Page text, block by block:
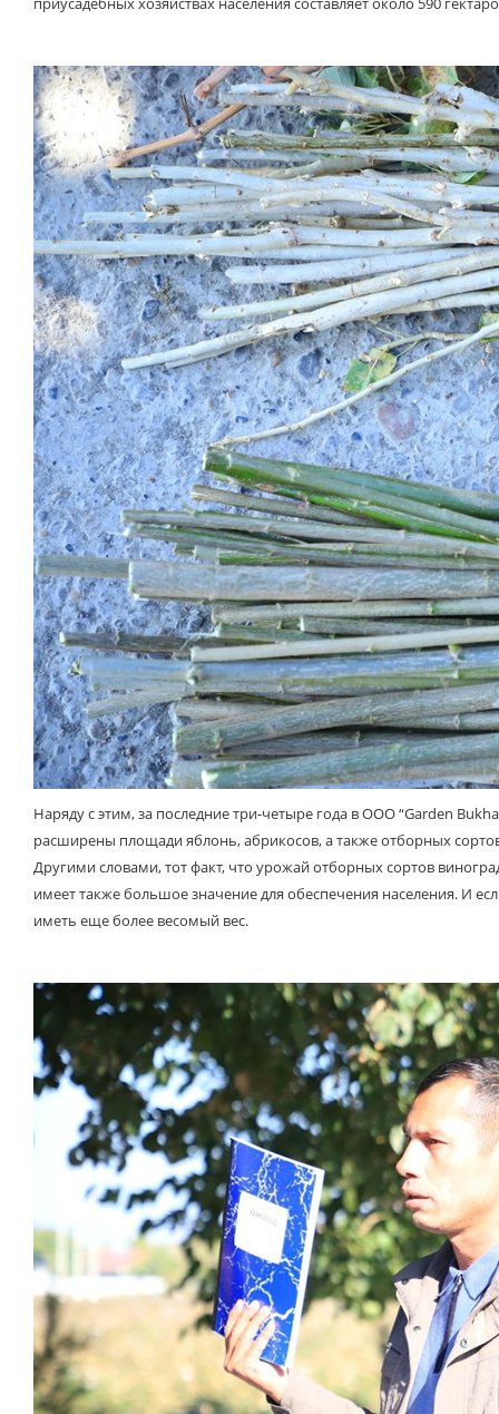
Наряду с этим, за последние три-четыре года в ООО “Garden
расширены площади яблонь, абрикосов, а также отборных
Другими словами, тот факт, что урожай отборных сортов
имеет также большое значение для обеспечения населения. И
иметь еще более весомый вес.